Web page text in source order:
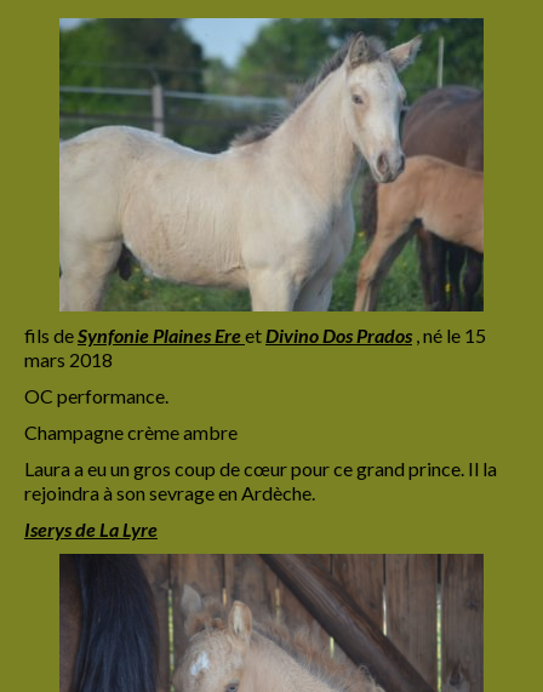
Ma philosphie
fils deSynfoniePlaines EreetDivino Dos Prados , né le 15
mars 2018
OC performance.
Champagne crème ambre
Laura a eu un gros coup de cœur pour ce grand prince. Il la
rejoindra à son sevrage en Ardèche.
Iserys de La Lyre